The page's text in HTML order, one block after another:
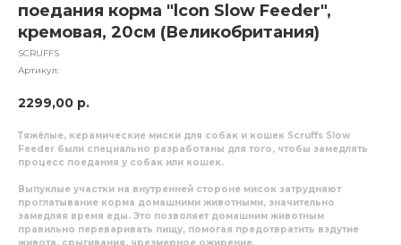
поедания корма "lcon Slow Feeder",
кремовая, 20см (Великобритания)
SCRUFFS
Артикул:
2299,00 р.
Тяжёлые, керамические миски для собак и кошек Scruffs Slow
Feeder были специально разработаны для того, чтобы замедлять
процесс поедания у собак или кошек.
Выпуклые участки на внутренней стороне мисок затрудняют
проглатывание корма домашними животными, значительно
замедляя время еды. Это позволяет домашним животным
правильно переваривать пищу, помогая предотвратить вздутие